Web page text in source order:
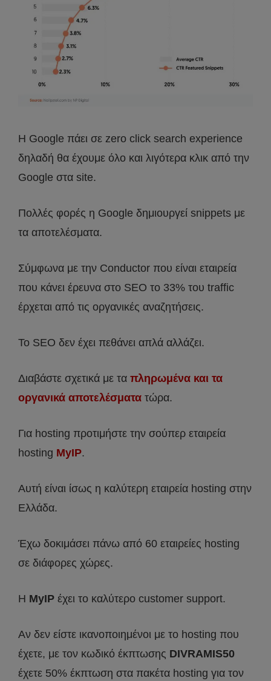
Η Google πάει σε zero click search experience
δηλαδή θα έχουμε όλο και λιγότερα κλικ από την
Google στα site.
Πολλές φορές η Google δημιουργεί snippets με
τα αποτελέσματα.
Σύμφωνα με την Conductor που είναι εταιρεία
που κάνει έρευνα στο SEO το 33% του traffic
έρχεται από τις οργανικές αναζητήσεις.
Το SEO δεν έχει πεθάνει απλά αλλάζει.
Διαβάστε σχετικά με τα πληρωμένα και τα
οργανικά αποτελέσματα τώρα.
Για hosting προτιμήστε την σούπερ εταιρεία
hosting MyIP.
Αυτή είναι ίσως η καλύτερη εταιρεία hosting στην
Ελλάδα.
Έχω δοκιμάσει πάνω από 60 εταιρείες hosting
σε διάφορες χώρες.
Η MyIP έχει το καλύτερο customer support.
Αν δεν είστε ικανοποιημένοι με το hosting που
έχετε, με τον κωδικό έκπτωσης DIVRAMIS50
έχετε 50% έκπτωση στα πακέτα hosting για τον